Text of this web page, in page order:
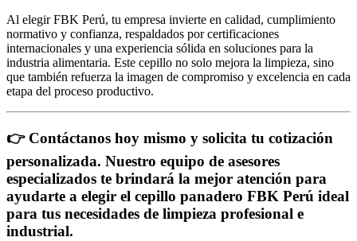
Al elegir FBK Perú, tu empresa invierte en calidad, cumplimiento
normativo y confianza, respaldados por certificaciones
internacionales y una experiencia sólida en soluciones para la
industria alimentaria. Este cepillo no solo mejora la limpieza, sino
que también refuerza la imagen de compromiso y excelencia en cada
etapa del proceso productivo.
👉 Contáctanos hoy mismo y solicita tu cotización
personalizada. Nuestro equipo de asesores
especializados te brindará la mejor atención para
ayudarte a elegir el cepillo panadero FBK Perú ideal
para tus necesidades de limpieza profesional e
industrial.